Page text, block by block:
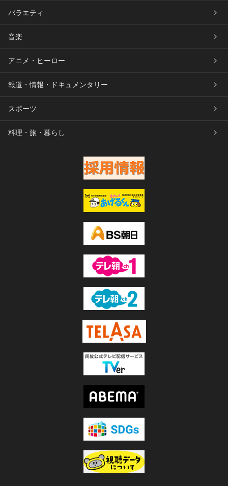
バラエティ
音楽
アニメ・ヒーロー
報道・情報・ドキュメンタリー
スポーツ
料理・旅・暮らし